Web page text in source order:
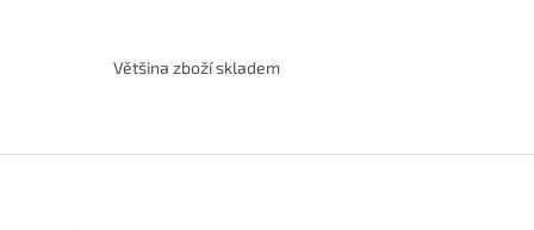
i
Většina zboží skladem